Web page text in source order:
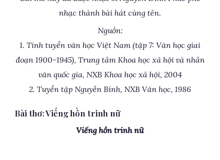
nhạc thành bài hát cùng tên.
Nguồn:
1. Tinh tuyển văn học Việt Nam (tập 7: Văn học giai
đoạn 1900-1945), Trung tâm Khoa học xã hội và nhân
văn quốc gia, NXB Khoa học xã hội, 2004
2. Tuyển tập Nguyễn Bính, NXB Văn học, 1986
Bài thơ: Viếng hồn trinh nữ
Viếng hồn trinh nữ